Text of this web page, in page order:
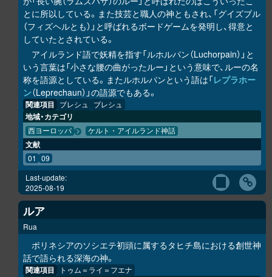
とに所以している。また技芸と職人の神ともされ、「グイズブル
（フィズヘルとも）」と呼ばれるボードゲームを発明し、得意と
していたとされている。
アイルランド語で妖精を指す「ルホルパン（Luchorpain）」と
いう言葉は「小さな腰の曲がったルー」という意味で、ルーの名
称を語源としている。またルホルパンという語は「レプラホー
ン（Leprechaun）」の語源でもある。
関連項目 ブレシュ ブレシュ
地域・カテゴリ
西ヨーロッパ ケルト・アイルランド神話
文献
01 09
Last-update:
2025-08-19
ルア
Rua
ポリネシアのソシエテ初頭に属するタヒチ島における創世神
話で語られる深海の神。
関連項目 トゥム＝ライ＝フエナ